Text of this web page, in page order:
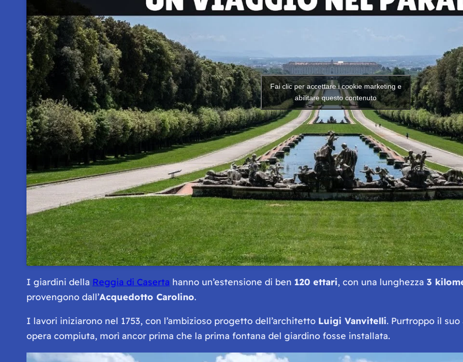
Fai clic per accettare i cookie marketing e
abilitare questo contenuto
I giardini della Reggia di Caserta hanno un’estensione di ben 120 ettari, con una lunghezza 3
provengono dall’Acquedotto Carolino.
I lavori iniziarono nel 1753, con l’ambizioso progetto dell’architetto Luigi Vanvitelli. Purtroppo il
opera compiuta, morì ancor prima che la prima fontana del giardino fosse installata.